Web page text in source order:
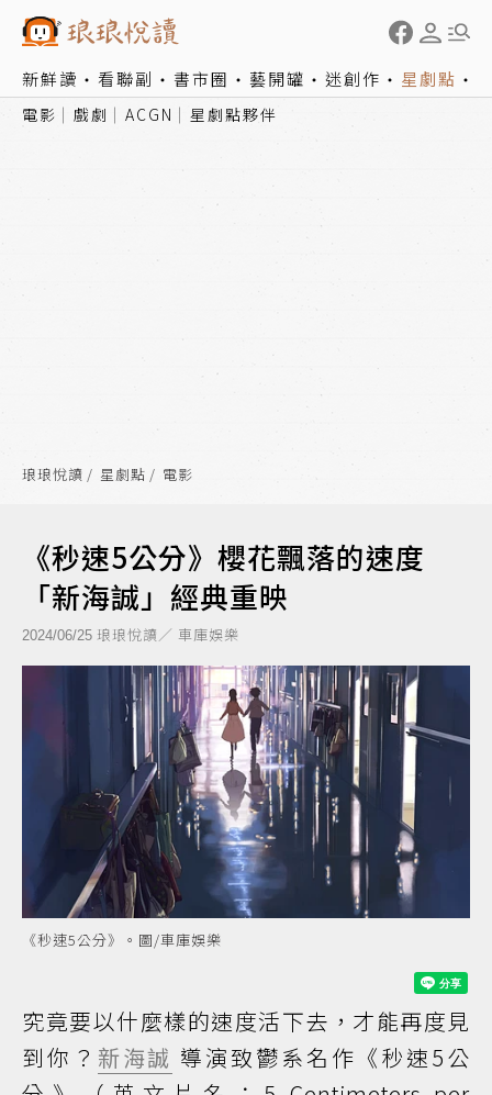
新鮮讀 看聯副 書市圈 藝開罐 迷創作 星劇點
電影 戲劇 ACGN 星劇點夥伴
琅琅悅讀 星劇點 電影
《秒速5公分》櫻花飄落的速度
「新海誠」經典重映
2024/06/25 琅琅悅讀／ 車庫娛樂
《秒速5公分》。圖/車庫娛樂
究竟要以什麼樣的速度活下去，才能再度見
到你？ 新海誠 導演致鬱系名作《秒速5公